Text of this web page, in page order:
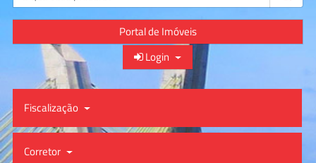
Portal de Imóveis
Login
Fiscalização
Corretor